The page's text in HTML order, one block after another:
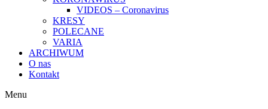
VIDEOS – Coronavirus
KRESY
POLECANE
VARIA
ARCHIWUM
O nas
Kontakt
Menu